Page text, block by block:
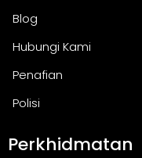
Blog
Hubungi Kami
Penafian
Polisi
Perkhidmatan